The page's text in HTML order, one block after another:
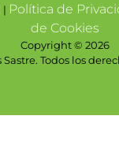
| Política de
de Cookies
Copyright © 2026
Todos los